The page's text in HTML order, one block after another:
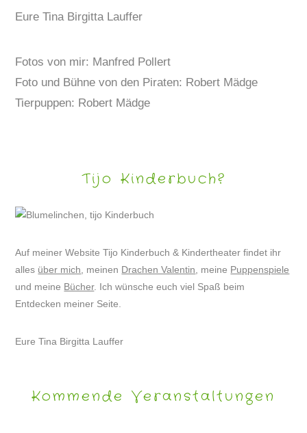
Eure Tina Birgitta Lauffer
Fotos von mir: Manfred Pollert
Foto und Bühne von den Piraten: Robert Mädge
Tierpuppen: Robert Mädge
Tijo Kinderbuch?
Auf meiner Website Tijo Kinderbuch & Kindertheater findet ihr
alles über mich, meinen Drachen Valentin, meine Puppenspiele
und meine Bücher. Ich wünsche euch viel Spaß beim
Entdecken meiner Seite.
Eure Tina Birgitta Lauffer
Kommende Veranstaltungen